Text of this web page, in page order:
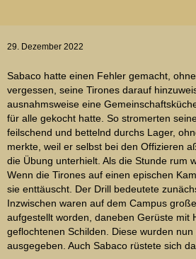
29. Dezember 2022
Sabaco hatte einen Fehler gemacht,
vergessen, seine Tirones darauf
ausnahmsweise eine
für alle gekocht hatte. So stromerten
feilschend und bettelnd durchs Lager,
merkte, weil er selbst bei den Offizieren
die Übung unterhielt. Als die Stunde rum
Wenn die Tirones auf einen epischen
sie enttäuscht. Der Drill bedeutete
Inzwischen waren auf dem Campus
aufgestellt worden, daneben Gerüste mit
geflochtenen Schilden. Diese wurden
ausgegeben. Auch Sabaco rüstete sich